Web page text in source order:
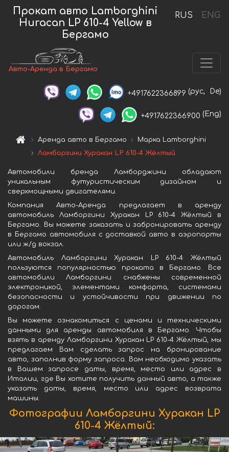
RUS ENG
Прокат авто Lamborghini
Huracan LP 610-4 Yellow в
Бергамо
Авто-Аренда в Бергамо
+4917622366899 (рус, De)
+4917622366900 (Eng)
Аренда авто в Бергамо
Марка Lamborghini
Ламборгини Хуракан LP 610-4 Жёлтый
Автомобили бренда Ламборджини обладают
уникальным футуристическим дизайном и
сверхмощными двигателями.
Компания Авто-Аренда предлагает в аренду
автомобиль Ламборгини Хуракан LP 610-4 Жёлтый в
Бергамо. Вы можете заказать и забронировать аренду
в Бергамо автомобиля с доставкой авто в аэропорты
или ж/д вокзал.
Автомобиль Ламборгини Хуракан LP 610-4 Жёлтый
пользуются популярностью проката в Бергамо. Все
автомобили Ламборгини снабжены современной
электроникой, элементами комфорта, системами
безопасности и устойчивости при движении по
дорогам.
Вы можете ознакомиться с ценами и техническими
данными для аренды автомобиля в Бергамо. Чтобы
взять в аренду Ламборгини Хуракан LP 610-4 Жёлтый, мы
предлагаем Вам сделать запрос на бронирование
авто, заполнив форму запроса. Вам необходимо указать
в Вашем запросе даты, время, место или адрес в
Италии, где Вы хотите получить данный авто, а также
указать даты, время, место или адрес возврата
машины.
Фотографии Ламборгини Хуракан LP
610-4 Жёлтый: